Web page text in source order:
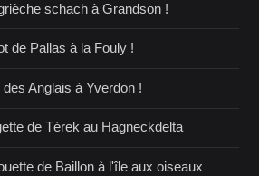
schach à Grandson !
de Pallas à la Fouly !
des Anglais à Yverdon !
de Térek au Hagneckdelta
de Baillon à l'île aux oiseaux